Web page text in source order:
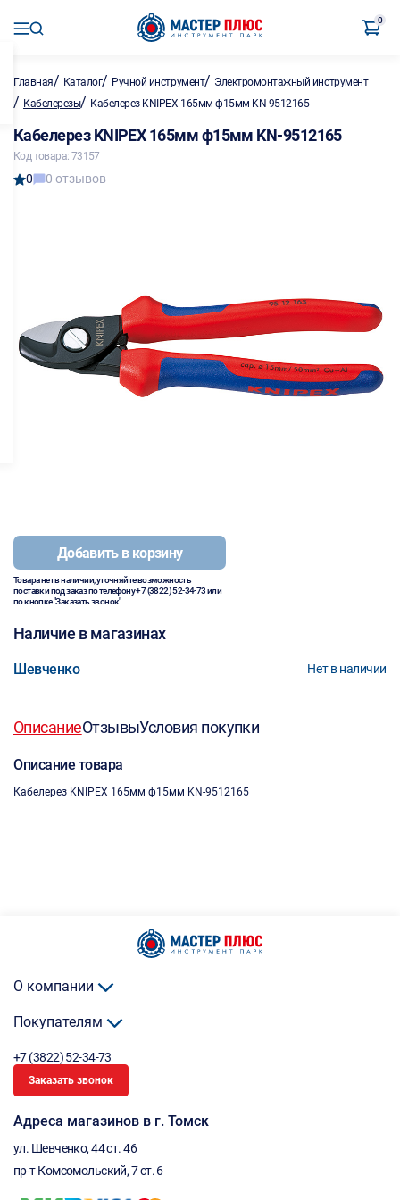
0
Главная/ Каталог/ Ручной инструмент/ Электромонтажный инструмент
/ Кабелерезы/ Кабелерез KNIPEX 165мм ф15мм KN-9512165
Кабелерез KNIPEX 165мм ф15мм KN-9512165
Код товара: 73157
0 0 отзывов
Добавить в корзину
Товара нет в наличии, уточняйте возможность
поставки под заказ по телефону+7 (3822) 52-34-73или
по кнопке "Заказать звонок"
Наличие в магазинах
Шевченко Нет в наличии
ОписаниеОтзывыУсловия покупки
Описание товара
Кабелерез KNIPEX 165мм ф15мм KN-9512165
О компании
Покупателям
+7 (3822) 52-34-73
Заказать звонок
Адреса магазинов в г. Томск
ул. Шевченко, 44 ст. 46
пр-т Комсомольский, 7 ст. 6